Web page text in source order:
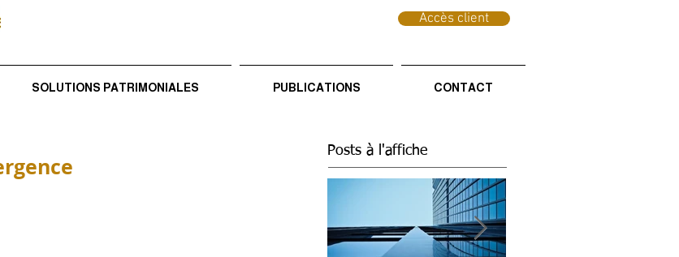
Accès client
SOLUTIONS PATRIMONIALES PUBLICATIONS CONTACT
Posts à l'affiche